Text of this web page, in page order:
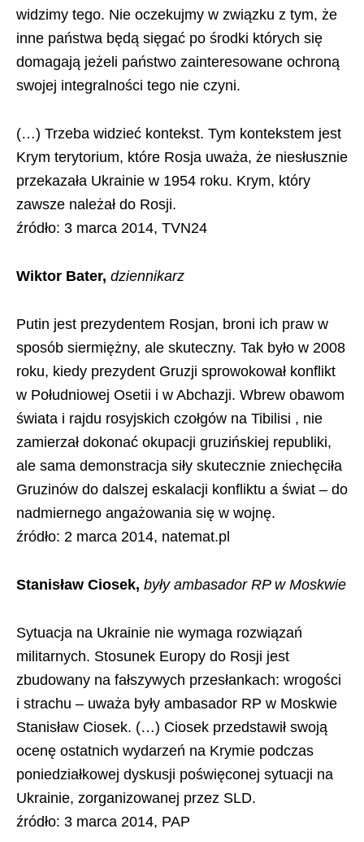
widzimy tego. Nie oczekujmy w związku z tym, że
inne państwa będą sięgać po środki których się
domagają jeżeli państwo zainteresowane ochroną
swojej integralności tego nie czyni.
(…) Trzeba widzieć kontekst. Tym kontekstem jest
Krym terytorium, które Rosja uważa, że niesłusznie
przekazała Ukrainie w 1954 roku. Krym, który
zawsze należał do Rosji.
źródło: 3 marca 2014, TVN24
Wiktor Bater, dziennikarz
Putin jest prezydentem Rosjan, broni ich praw w
sposób siermiężny, ale skuteczny. Tak było w 2008
roku, kiedy prezydent Gruzji sprowokował konflikt
w Południowej Osetii i w Abchazji. Wbrew obawom
świata i rajdu rosyjskich czołgów na Tibilisi , nie
zamierzał dokonać okupacji gruzińskiej republiki,
ale sama demonstracja siły skutecznie zniechęciła
Gruzinów do dalszej eskalacji konfliktu a świat – do
nadmiernego angażowania się w wojnę.
źródło: 2 marca 2014, natemat.pl
Stanisław Ciosek, były ambasador RP w Moskwie
Sytuacja na Ukrainie nie wymaga rozwiązań
militarnych. Stosunek Europy do Rosji jest
zbudowany na fałszywych przesłankach: wrogości
i strachu – uważa były ambasador RP w Moskwie
Stanisław Ciosek. (…) Ciosek przedstawił swoją
ocenę ostatnich wydarzeń na Krymie podczas
poniedziałkowej dyskusji poświęconej sytuacji na
Ukrainie, zorganizowanej przez SLD.
źródło: 3 marca 2014, PAP